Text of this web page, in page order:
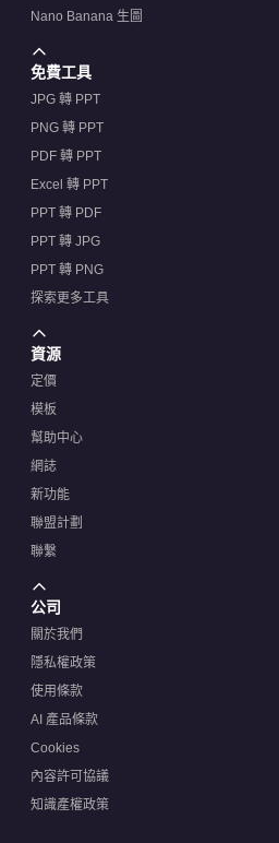
Nano Banana 生圖
免費工具
JPG 轉 PPT
PNG 轉 PPT
PDF 轉 PPT
Excel 轉 PPT
PPT 轉 PDF
PPT 轉 JPG
PPT 轉 PNG
探索更多工具
資源
定價
模板
幫助中心
網誌
新功能
聯盟計劃
聯繫
公司
關於我們
隱私權政策
使用條款
AI 產品條款
Cookies
內容許可協議
知識產權政策